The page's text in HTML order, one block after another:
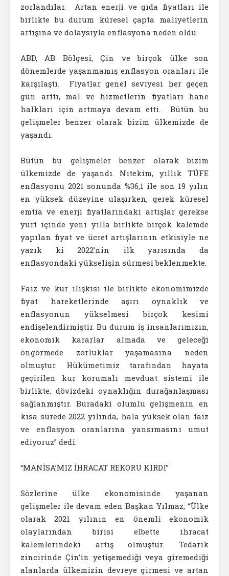
zorlandılar. Artan enerji ve gıda fiyatları ile
birlikte bu durum küresel çapta maliyetlerin
artışına ve dolaysıyla enflasyona neden oldu.
ABD, AB Bölgesi, Çin ve birçok ülke son
dönemlerde yaşanmamış enflasyon oranları ile
karşılaştı. Fiyatlar genel seviyesi her geçen
gün arttı, mal ve hizmetlerin fiyatları hane
halkları için artmaya devam etti. Bütün bu
gelişmeler benzer olarak bizim ülkemizde de
yaşandı.
Bütün bu gelişmeler benzer olarak bizim
ülkemizde de yaşandı. Nitekim, yıllık TÜFE
enflasyonu 2021 sonunda %36,1 ile son 19 yılın
en yüksek düzeyine ulaşırken, gerek küresel
emtia ve enerji fiyatlarındaki artışlar gerekse
yurt içinde yeni yılla birlikte birçok kalemde
yapılan fiyat ve ücret artışlarının etkisiyle ne
yazık ki 2022’nin ilk yarısında da
enflasyondaki yükselişin sürmesi beklenmekte.
Faiz ve kur ilişkisi ile birlikte ekonomimizde
fiyat hareketlerinde aşırı oynaklık ve
enflasyonun yükselmesi birçok kesimi
endişelendirmiştir. Bu durum iş insanlarımızın,
ekonomik kararlar almada ve geleceği
öngörmede zorluklar yaşamasına neden
olmuştur. Hükümetimiz tarafından hayata
geçirilen kur korumalı mevduat sistemi ile
birlikte, dövizdeki oynaklığın durağanlaşması
sağlanmıştır. Buradaki olumlu gelişmenin en
kısa sürede 2022 yılında, hala yüksek olan faiz
ve enflasyon oranlarına yansımasını umut
ediyoruz” dedi.
“MANİSA’MIZ İHRACAT REKORU KIRDI”
Sözlerine ülke ekonomisinde yaşanan
gelişmeler ile devam eden Başkan Yılmaz; “Ülke
olarak 2021 yılının en önemli ekonomik
olaylarından birisi elbette ihracat
kalemlerindeki artış olmuştur. Tedarik
zincirinde Çin’in yetişemediği veya giremediği
alanlarda ülkemizin devreye girmesi ve artan